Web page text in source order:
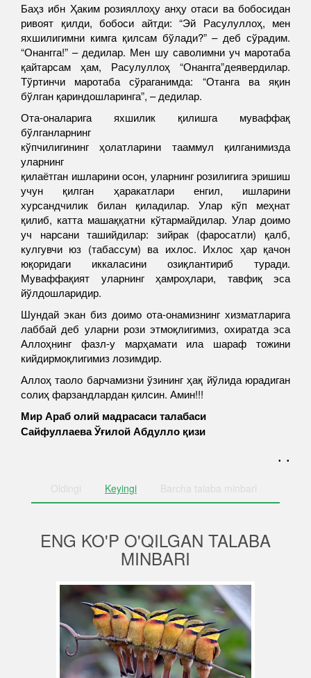
Баҳз ибн Ҳаким розияллоҳу анҳу отаси ва бобосидан
ривоят қилди, бобоси айтди: “Эй Расулуллоҳ, мен
яхшилигимни кимга қилсам бўлади?”– деб сўрадим.
“Онангга!” – дедилар. Мен шу саволимни уч маротаба
қайтарсам ҳам, Расулуллоҳ “Онангга”деявердилар.
Тўртинчи маротаба сўраганимда: “Отанга ва яқин
бўлган қариндошларинга”, – дедилар.
Ота-оналарига яхшилик қилишга муваффақ
бўлганларнинг
кўпчилигининг ҳолатларини тааммул қилганимизда
уларнинг
қилаётган ишларини осон, уларнинг розилигига эришиш
учун қилган ҳаракатлари енгил, ишларини
хурсандчилик билан қиладилар. Улар кўп меҳнат
қилиб, катта машаққатни кўтармайдилар. Улар доимо
уч нарсани ташийдилар: зийрак (фаросатли) қалб,
кулгувчи юз (табассум) ва ихлос. Ихлос ҳар қачон
юқоридаги иккаласини озиқлантириб туради.
Муваффақият уларнинг ҳамроҳлари, тавфиқ эса
йўлдошларидир.
Шундай экан биз доимо ота-онамизнинг хизматларига
лаббай деб уларни рози этмоқлигимиз, охиратда эса
Аллоҳнинг фазл-у марҳамати ила шараф тожини
кийдирмоқлигимиз лозимдир.
Аллоҳ таоло барчамизни ўзининг ҳақ йўлида юрадиган
солиҳ фарзандлардан қилсин. Амин!!!
Мир Араб олий мадрасаси талабаси
Сайфуллаева Ўғилой Абдулло қизи
. .
Oldingi Keyingi Barcha talaba minbari
ENG KO'P O'QILGAN TALABA
MINBARI